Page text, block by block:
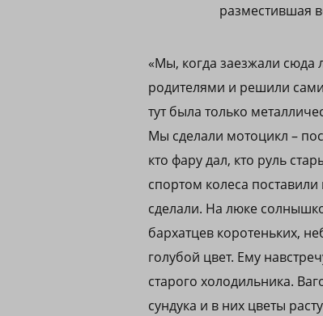
разместившая
«Мы, когда заезжали сюда
родителями и решили сами
тут была только
Мы сделали мотоцикл –
кто фару дал, кто руль
спортом колеса
сделали. На люке
бархатцев коротеньких,
голубой цвет. Ему
старого холодильника.
сундука и в них цветы